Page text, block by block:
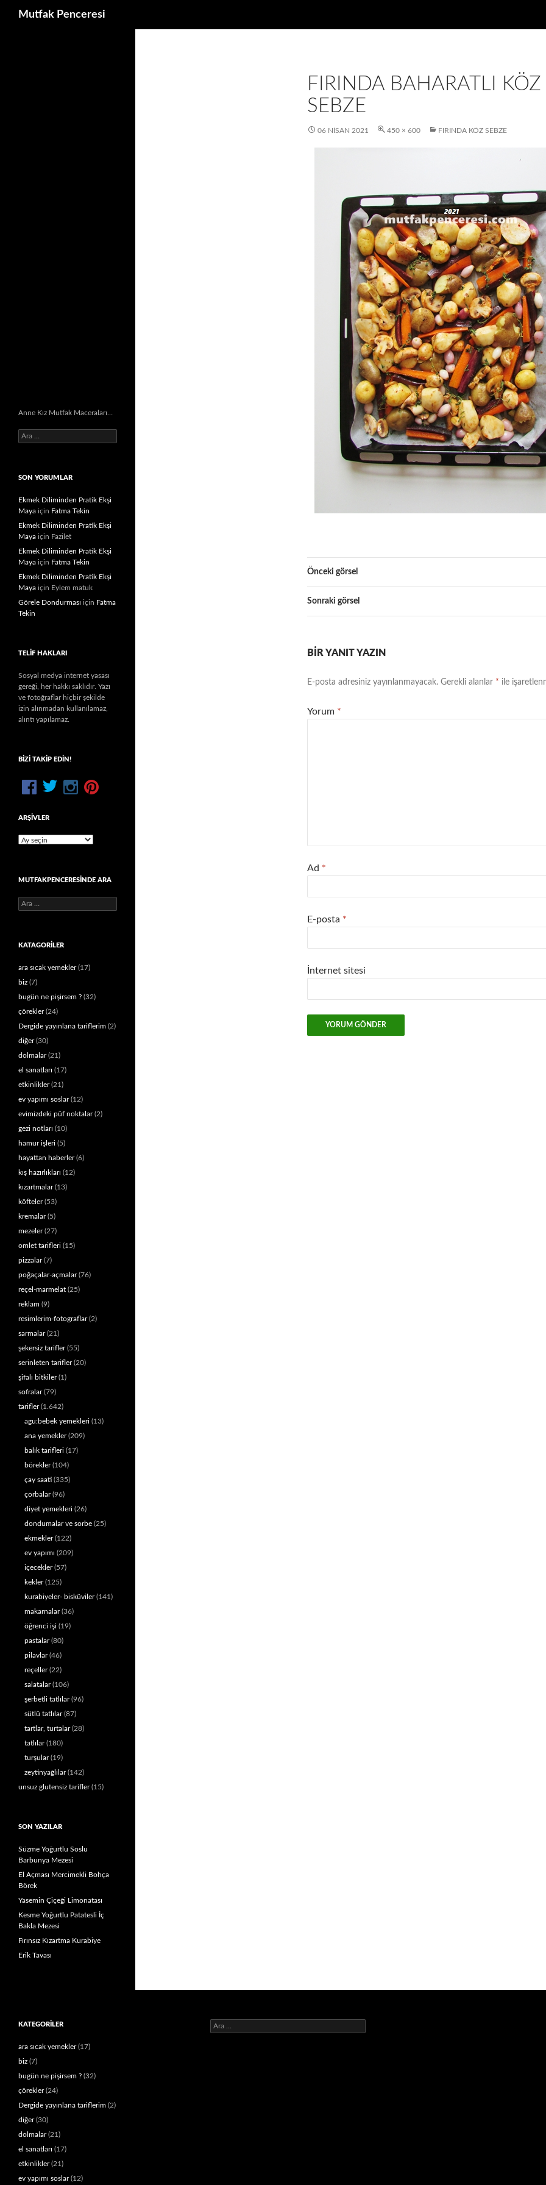
Mutfak Penceresi
FIRINDA BAHARATLI KÖZ
SEBZE
06 NISAN 2021 450 × 600 FIRINDA KÖZ SEBZE
Önceki görsel
Sonraki görsel
BIR YANIT YAZIN
E-posta adresiniz yayınlanmayacak. Gerekli alanlar * ile
Yorum *
Ad *
E-posta *
İnternet sitesi
Anne Kız Mutfak Maceraları…
Arama:
SON YORUMLAR
Ekmek Diliminden Pratik Ekşi
Maya için Fatma Tekin
Ekmek Diliminden Pratik Ekşi
Maya için Fazilet
Ekmek Diliminden Pratik Ekşi
Maya için Fatma Tekin
Ekmek Diliminden Pratik Ekşi
Maya için Eylem matuk
Görele Dondurması için Fatma
Tekin
TELIF HAKLARI
Sosyal medya internet yasası
gereği, her hakkı saklıdır. Yazı
ve fotoğraflar hiçbir şekilde
izin alınmadan kullanılamaz,
alıntı yapılamaz.
BIZI TAKIP EDIN!
ARŞIVLER
Arşivler
MUTFAKPENCERESINDE ARA
Arama:
KATAGORILER
ara sıcak yemekler(17)
biz (7)
bugün ne pişirsem ? (32)
çörekler(24)
Dergide yayınlana tariflerim (2)
diğer(30)
dolmalar(21)
el sanatları (17)
etkinlikler(21)
ev yapımı soslar(12)
evimizdeki püf noktalar(2)
gezi notları (10)
hamur işleri (5)
hayattan haberler(6)
kış hazırlıkları (12)
kızartmalar(13)
köfteler(53)
kremalar(5)
mezeler(27)
omlet tarifleri (15)
pizzalar(7)
poğaçalar-açmalar(76)
reçel-marmelat (25)
reklam (9)
resimlerim-fotograflar(2)
sarmalar(21)
şekersiz tarifler(55)
serinleten tarifler(20)
şifalı bitkiler(1)
sofralar(79)
tarifler(1.642)
agu:bebek yemekleri (13)
ana yemekler(209)
balık tarifleri (17)
börekler(104)
çay saati (335)
çorbalar(96)
diyet yemekleri (26)
dondumalar ve sorbe (25)
ekmekler(122)
ev yapımı (209)
içecekler(57)
kekler(125)
kurabiyeler- bisküviler(141)
makarnalar(36)
öğrenci işi (19)
pastalar(80)
pilavlar(46)
reçeller(22)
salatalar(106)
şerbetli tatlılar(96)
sütlü tatlılar(87)
tartlar, turtalar(28)
tatlılar(180)
turşular(19)
zeytinyağlılar(142)
unsuz glutensiz tarifler(15)
SON YAZILAR
Süzme Yoğurtlu Soslu
Barbunya Mezesi
El Açması Mercimekli Bohça
Börek
Yasemin Çiçeği Limonatası
Kesme Yoğurtlu Patatesli İç
Bakla Mezesi
Fırınsız Kızartma Kurabiye
Erik Tavası
KATEGORILER
ara sıcak yemekler(17)
biz (7)
bugün ne pişirsem ? (32)
çörekler(24)
Dergide yayınlana tariflerim (2)
diğer(30)
dolmalar(21)
el sanatları (17)
etkinlikler(21)
ev yapımı soslar(12)
Arama: